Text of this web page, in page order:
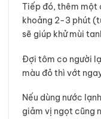
Tiếp đó, thêm một
khoảng 2-3 phút
sẽ giúp khử mùi
Đợi tôm co người
màu đỏ thì vớt
Nếu dùng nước
giảm vị ngọt cũng